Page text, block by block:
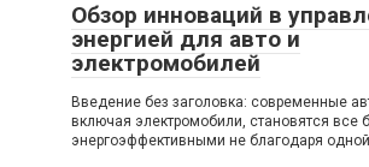
Обзор инноваций в
энергией для авто и
электромобилей
Введение без заголовка: современные
включая электромобили, становятся все
энергоэффективными не благодаря одной